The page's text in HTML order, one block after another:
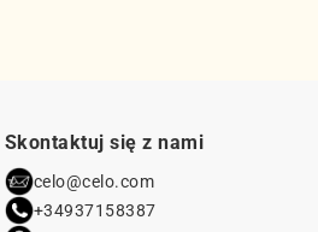
Skontaktuj się z nami
celo@celo.com
+34937158387